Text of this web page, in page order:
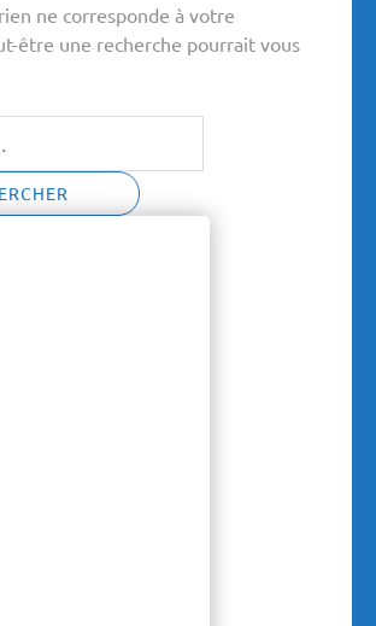
ne corresponde à votre
être une recherche pourrait vous